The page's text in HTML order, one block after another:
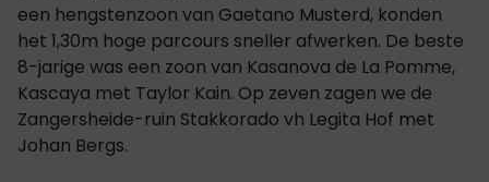
een hengstenzoon van Gaetano Musterd, konden
het 1,30m hoge parcours sneller afwerken. De beste
8-jarige was een zoon van Kasanova de La Pomme,
Kascaya met Taylor Kain. Op zeven zagen we de
Zangersheide-ruin Stakkorado vh Legita Hof met
Johan Bergs.